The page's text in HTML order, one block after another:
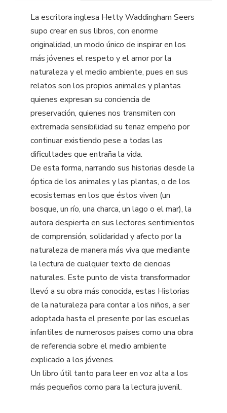
La escritora inglesa Hetty Waddingham Seers
supo crear en sus libros, con enorme
originalidad, un modo único de inspirar en los
más jóvenes el respeto y el amor por la
naturaleza y el medio ambiente, pues en sus
relatos son los propios animales y plantas
quienes expresan su conciencia de
preservación, quienes nos transmiten con
extremada sensibilidad su tenaz empeño por
continuar existiendo pese a todas las
dificultades que entraña la vida.
De esta forma, narrando sus historias desde la
óptica de los animales y las plantas, o de los
ecosistemas en los que éstos viven (un
bosque, un río, una charca, un lago o el mar), la
autora despierta en sus lectores sentimientos
de comprensión, solidaridad y afecto por la
naturaleza de manera más viva que mediante
la lectura de cualquier texto de ciencias
naturales. Este punto de vista transformador
llevó a su obra más conocida, estas Historias
de la naturaleza para contar a los niños, a ser
adoptada hasta el presente por las escuelas
infantiles de numerosos países como una obra
de referencia sobre el medio ambiente
explicado a los jóvenes.
Un libro útil tanto para leer en voz alta a los
más pequeños como para la lectura juvenil.